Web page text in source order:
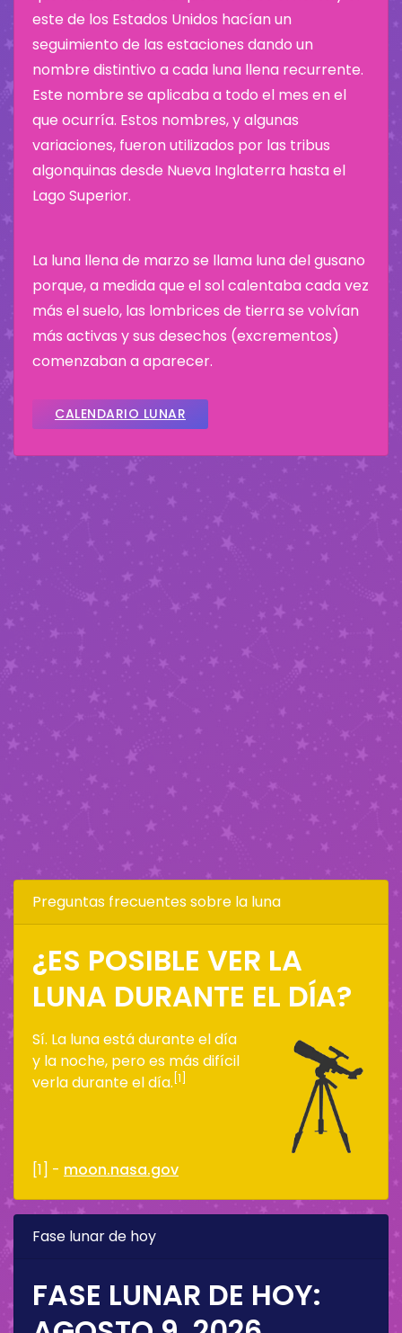
este de los Estados Unidos hacían un
seguimiento de las estaciones dando un
nombre distintivo a cada luna llena recurrente.
Este nombre se aplicaba a todo el mes en el
que ocurría. Estos nombres, y algunas
variaciones, fueron utilizados por las tribus
algonquinas desde Nueva Inglaterra hasta el
Lago Superior.
La luna llena de marzo se llama luna del gusano
porque, a medida que el sol calentaba cada vez
más el suelo, las lombrices de tierra se volvían
más activas y sus desechos (excrementos)
comenzaban a aparecer.
CALENDARIO LUNAR
Preguntas frecuentes sobre la luna
¿ES POSIBLE VER LA
LUNA DURANTE EL DÍA?
Sí. La luna está durante el día
y la noche, pero es más difícil
verla durante el día. [1]
[1] - moon.nasa.gov
Fase lunar de hoy
FASE LUNAR DE HOY: